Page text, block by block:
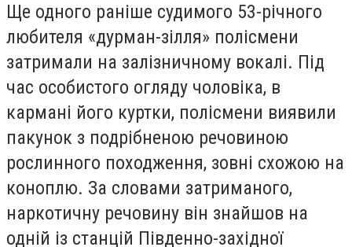
Ще одного раніше судимого 53-річного
любителя «дурман-зілля» полісмени
затримали на залізничному вокалі. Під
час особистого огляду чоловіка, в
кармані його куртки, полісмени виявили
пакунок з подрібненою речовиною
рослинного походження, зовні схожою на
коноплю. За словами затриманого,
наркотичну речовину він знайшов на
одній із станцій Південно-західної